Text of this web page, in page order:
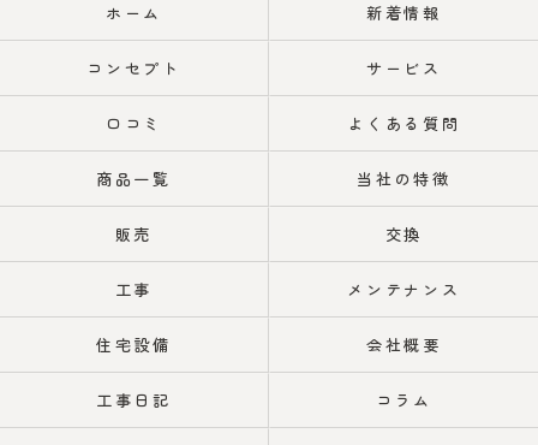
ホーム 新着情報
コンセプト サービス
口コミ よくある質問
商品一覧 当社の特徴
販売 交換
工事 メンテナンス
住宅設備 会社概要
工事日記 コラム